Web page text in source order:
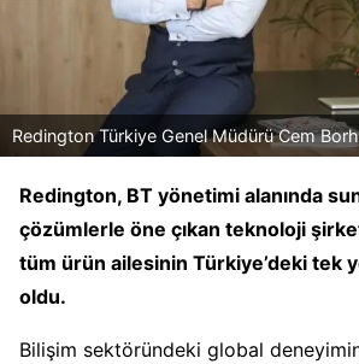
Redington Türkiye Genel Müdürü Cem
Redington, BT yönetimi alanında
çözümlerle öne çıkan teknoloji
tüm ürün ailesinin Türkiye’deki tek
oldu.
Bilişim sektöründeki global